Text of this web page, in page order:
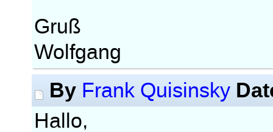
Gruß
Wolfgang
By Frank Quisinsky
Hallo,